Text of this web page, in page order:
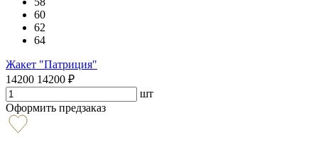
60
62
64
Жакет "Патриция"
14200 14200 ₽
шт
Оформить предзаказ